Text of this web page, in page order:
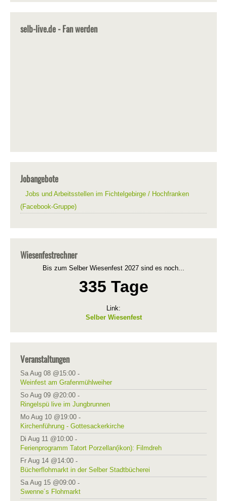
selb-live.de - Fan werden
Jobangebote
Jobs und Arbeitsstellen im Fichtelgebirge / Hochfranken
(Facebook-Gruppe)
Wiesenfestrechner
Bis zum Selber Wiesenfest 2027 sind es noch...
335 Tage
Link:
Selber Wiesenfest
Veranstaltungen
Sa Aug 08 @15:00 -
Weinfest am Grafenmühlweiher
So Aug 09 @20:00 -
Ringelspü live im Jungbrunnen
Mo Aug 10 @19:00 -
Kirchenführung - Gottesackerkirche
Di Aug 11 @10:00 -
Ferienprogramm Tatort Porzellan(ikon): Filmdreh
Fr Aug 14 @14:00 -
Bücherflohmarkt in der Selber Stadtbücherei
Sa Aug 15 @09:00 -
Swenne´s Flohmarkt